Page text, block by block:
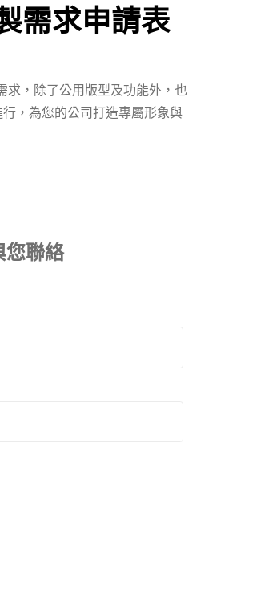
需求申請表
求，除了公用版型及功能外，也
，為您的公司打造專屬形象與
您聯絡